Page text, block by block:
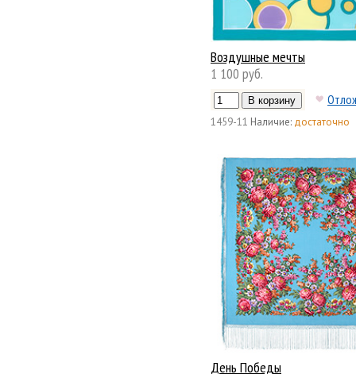
Воздушные мечты
1 100 руб.
1459-11 Наличие: достаточно
День Победы